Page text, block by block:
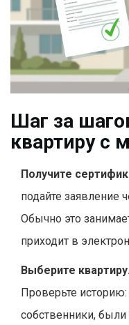
Шаг за
квартиру с
Получите
подайте заявление
Обычно это
приходит в
Выберите
Проверьте
собственники,